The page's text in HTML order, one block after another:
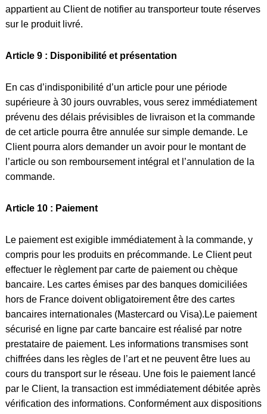
appartient au Client de notifier au transporteur toute réserves
sur le produit livré.
Article 9 : Disponibilité et présentation
En cas d’indisponibilité d’un article pour une période
supérieure à 30 jours ouvrables, vous serez immédiatement
prévenu des délais prévisibles de livraison et la commande
de cet article pourra être annulée sur simple demande. Le
Client pourra alors demander un avoir pour le montant de
l’article ou son remboursement intégral et l’annulation de la
commande.
Article 10 : Paiement
Le paiement est exigible immédiatement à la commande, y
compris pour les produits en précommande. Le Client peut
effectuer le règlement par carte de paiement ou chèque
bancaire. Les cartes émises par des banques domiciliées
hors de France doivent obligatoirement être des cartes
bancaires internationales (Mastercard ou Visa).Le paiement
sécurisé en ligne par carte bancaire est réalisé par notre
prestataire de paiement. Les informations transmises sont
chiffrées dans les règles de l’art et ne peuvent être lues au
cours du transport sur le réseau. Une fois le paiement lancé
par le Client, la transaction est immédiatement débitée après
vérification des informations. Conformément aux dispositions